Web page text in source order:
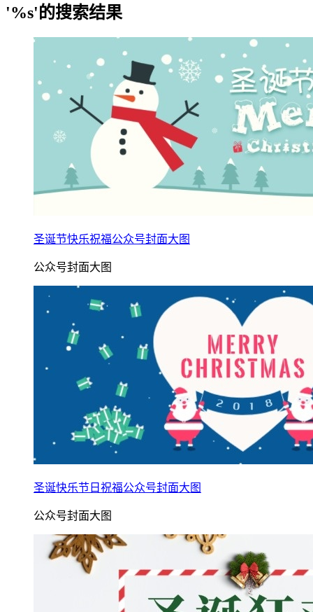
'%s'的搜索结果
圣诞节快乐祝福公众号封面大图
公众号封面大图
圣诞快乐节日祝福公众号封面大图
公众号封面大图